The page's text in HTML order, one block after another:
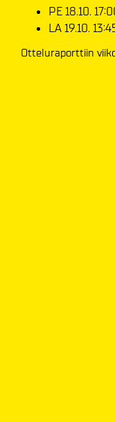
PE 18.10.
LA 19.10.
Otteluraporttiin